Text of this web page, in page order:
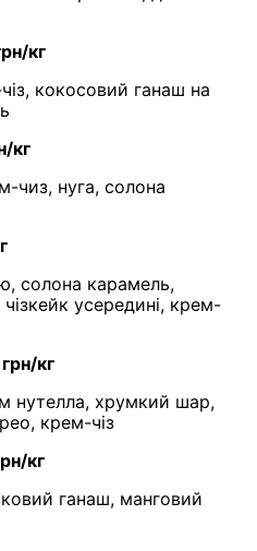
кг
кокосовий ганаш на
кг
чиз, нуга, солона
солона карамель,
усередині, крем-
кг
нутелла, хрумкий шар,
крем-чіз
кг
ганаш, манговий